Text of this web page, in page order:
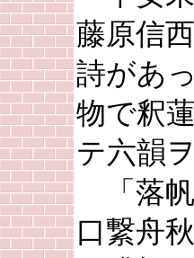
藤原信西
詩があ
物で釈
テ六韻
「落
口繋舟